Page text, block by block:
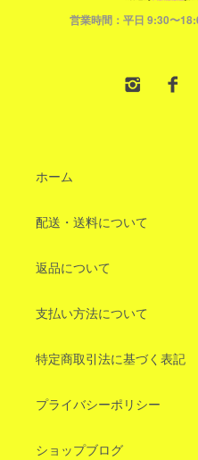
営業時間：平日 9:30〜
ホーム
配送・送料について
返品について
支払い方法について
特定商取引法に基づく表記
プライバシーポリシー
ショップブログ